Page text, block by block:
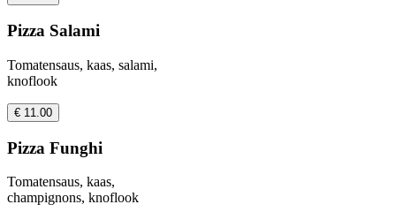
Pizza Salami
Tomatensaus, kaas, salami,
knoflook
€ 11.00
Pizza Funghi
Tomatensaus, kaas,
champignons, knoflook